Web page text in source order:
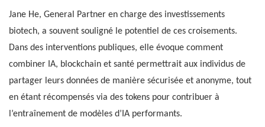
Jane He, General Partner en charge des investissements
biotech, a souvent souligné le potentiel de ces croisements.
Dans des interventions publiques, elle évoque comment
combiner IA, blockchain et santé permettrait aux individus de
partager leurs données de manière sécurisée et anonyme, tout
en étant récompensés via des tokens pour contribuer à
l’entraînement de modèles d’IA performants.